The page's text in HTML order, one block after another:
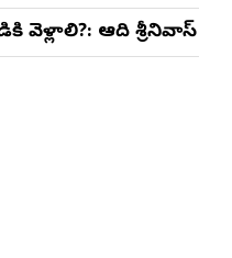
వెళ్లాలి?: ఆది శ్రీనివాస్